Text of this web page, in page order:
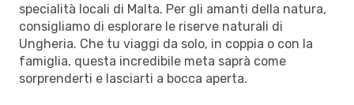
specialità locali di Malta. Per gli amanti della natura,
consigliamo di esplorare le riserve naturali di
Ungheria. Che tu viaggi da solo, in coppia o con la
famiglia, questa incredibile meta saprà come
sorprenderti e lasciarti a bocca aperta.